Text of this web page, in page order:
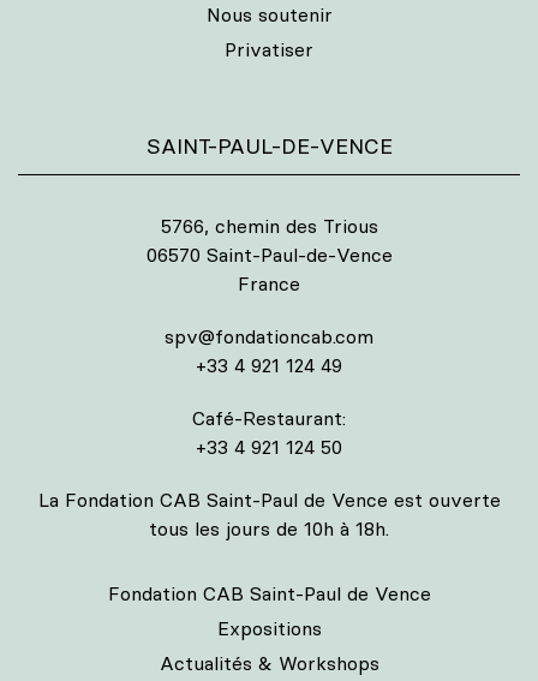
Nous soutenir
Privatiser
SAINT-PAUL-DE-VENCE
5766, chemin des Trious
06570 Saint-Paul-de-Vence
France
spv@fondationcab.com
+33 4 921 124 49
Café-Restaurant:
+33 4 921 124 50
La Fondation CAB Saint-Paul de Vence est ouverte
tous les jours de 10h à 18h.
Fondation CAB Saint-Paul de Vence
Expositions
Actualités & Workshops